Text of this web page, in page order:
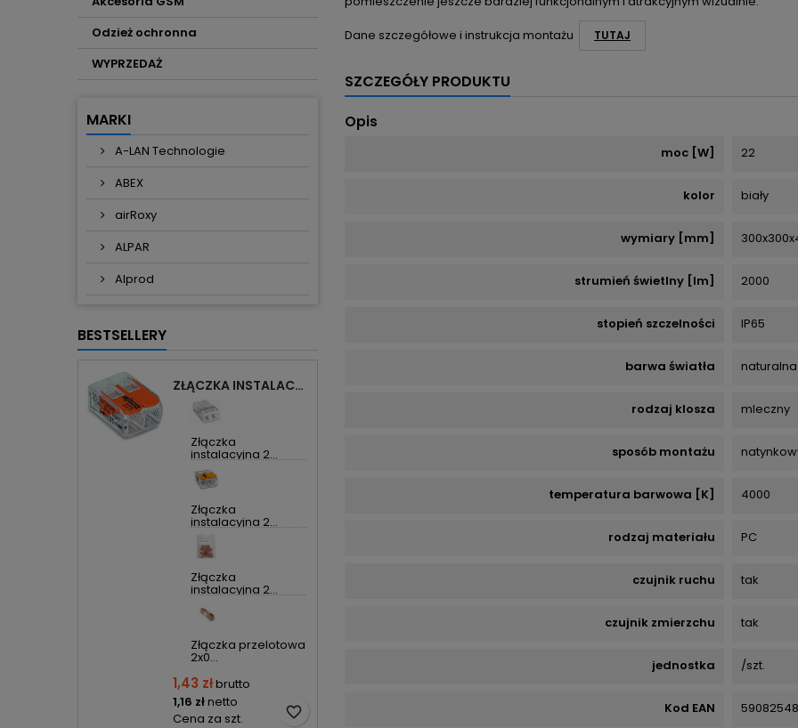
Odzież ochronna
WYPRZEDAŻ
MARKI
A-LAN Technologie
ABEX
airRoxy
ALPAR
Alprod
BESTSELLERY
ZŁĄCZKA INSTALACYJNA 2X UNIWERSALNA COMPACT 221-412 WAGO
Złączka
instalacyjna 2...
Złączka
instalacyjna 2...
Złączka
instalacyjna 2...
Złączka przelotowa
2x0...
1,43 złbrutto
1,16 złnetto
Cena za szt.
favorite_border
Dane szczegółowe i instrukcja montażu
TUTAJ
SZCZEGÓŁY PRODUKTU
Opis
moc [W] 22
kolor biały
wymiary [mm]
strumień świetlny [lm] 2000
stopień szczelności IP65
barwa światła naturalna
rodzaj klosza mleczny
sposób montażu
temperatura barwowa [K] 4000
rodzaj materiału PC
czujnik ruchu tak
czujnik zmierzchu tak
jednostka /szt.
Kod EAN